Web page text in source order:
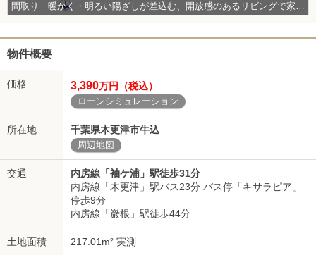
間取り 暖かく・明るい陽ざしが差込む、開放感のあるリビングで家族団らんステキな時間を♪ 図面と現況が異なる場合は現況優先とさせていただきます。
物件概要
価格 3,390万円（税込）
ローンシミュレーション
所在地 千葉県木更津市牛込
周辺地図
交通
内房線「袖ケ浦」駅徒歩31分
内房線「木更津」駅バス23分 バス停「キサラピア」
停歩9分
内房線「巌根」駅徒歩44分
土地面積 217.01m² 実測